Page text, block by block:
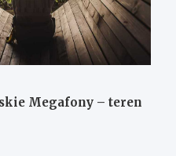
Megafony – teren